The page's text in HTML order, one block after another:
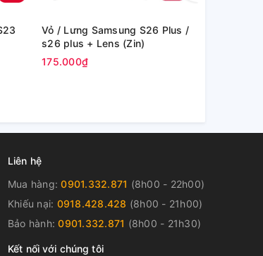
Vỏ / Lưng Samsung S26 Plus /
s26 plus + Lens (Zin)
175.000₫
Liên hệ
Mua hàng:0901.332.871 (8h00 - 22h00)
Khiếu nại: 0918.428.428 (8h00 - 21h00)
Bảo hành:0901.332.871 (8h00 - 21h30)
Kết nối với chúng tôi